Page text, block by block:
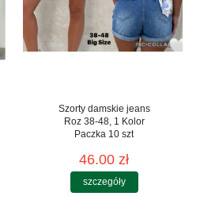
Szorty damskie jeans
Roz 38-48, 1 Kolor
Paczka 10 szt
46.00 zł
szczegóły